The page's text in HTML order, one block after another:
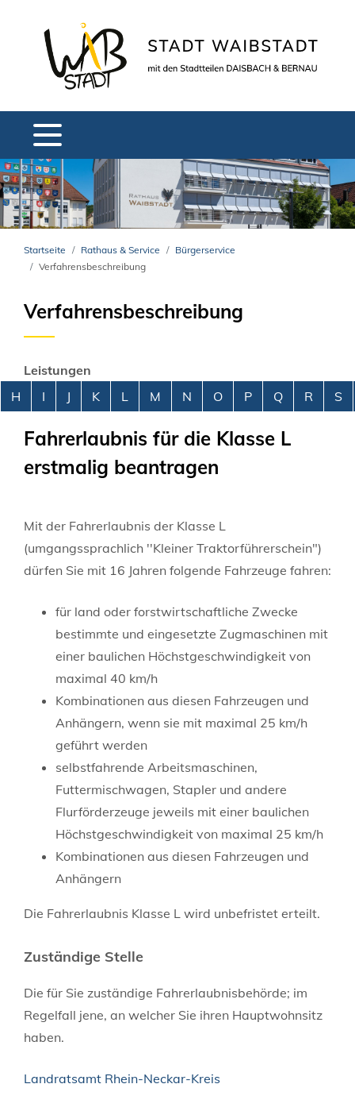
Startseite Rathaus & Service
Bürgerservice
Verfahrensbeschreibung
Verfahrensbeschreibung
Leistungen
Alphabetisches Register überspringen
H I J K L M N O P Q R S
Fahrerlaubnis für die Klasse L
erstmalig beantragen
Mit der Fahrerlaubnis der Klasse L
(umgangssprachlich ''Kleiner Traktorführerschein")
dürfen Sie mit 16 Jahren folgende Fahrzeuge fahren:
für land oder forstwirtschaftliche Zwecke
bestimmte und eingesetzte Zugmaschinen mit
einer baulichen Höchstgeschwindigkeit von
maximal 40 km/h
Kombinationen aus diesen Fahrzeugen und
Anhängern, wenn sie mit maximal 25 km/h
geführt werden
selbstfahrende Arbeitsmaschinen,
Futtermischwagen, Stapler und andere
Flurförderzeuge jeweils mit einer baulichen
Höchstgeschwindigkeit von maximal 25 km/h
Kombinationen aus diesen Fahrzeugen und
Anhängern
Die Fahrerlaubnis Klasse L wird unbefristet erteilt.
Zuständige Stelle
Die für Sie zuständige Fahrerlaubnisbehörde; im
Regelfall jene, an welcher Sie ihren Hauptwohnsitz
haben.
Landratsamt Rhein-Neckar-Kreis